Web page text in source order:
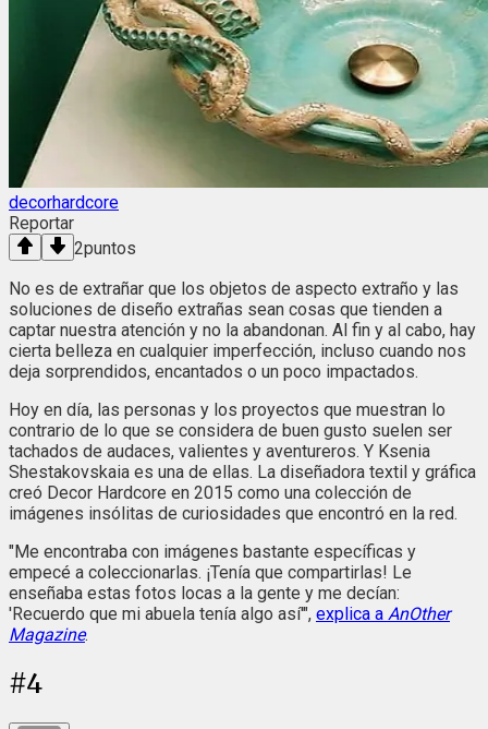
decorhardcore
Reportar
2puntos
No es de extrañar que los objetos de aspecto extraño y las
soluciones de diseño extrañas sean cosas que tienden a
captar nuestra atención y no la abandonan. Al fin y al cabo, hay
cierta belleza en cualquier imperfección, incluso cuando nos
deja sorprendidos, encantados o un poco impactados.
Hoy en día, las personas y los proyectos que muestran lo
contrario de lo que se considera de buen gusto suelen ser
tachados de audaces, valientes y aventureros. Y Ksenia
Shestakovskaia es una de ellas. La diseñadora textil y gráfica
creó Decor Hardcore en 2015 como una colección de
imágenes insólitas de curiosidades que encontró en la red.
"Me encontraba con imágenes bastante específicas y
empecé a coleccionarlas. ¡Tenía que compartirlas! Le
enseñaba estas fotos locas a la gente y me decían:
'Recuerdo que mi abuela tenía algo así'", explica a AnOther
Magazine.
#4